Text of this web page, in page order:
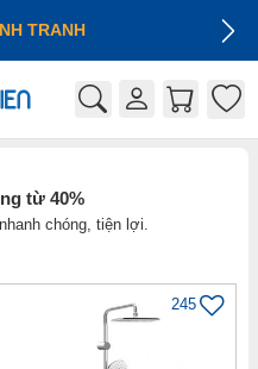
TRANH
từ 40%
chóng, tiện lợi.
245